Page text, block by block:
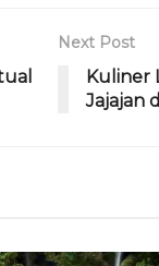
Next Post
Kuliner
Jajajan